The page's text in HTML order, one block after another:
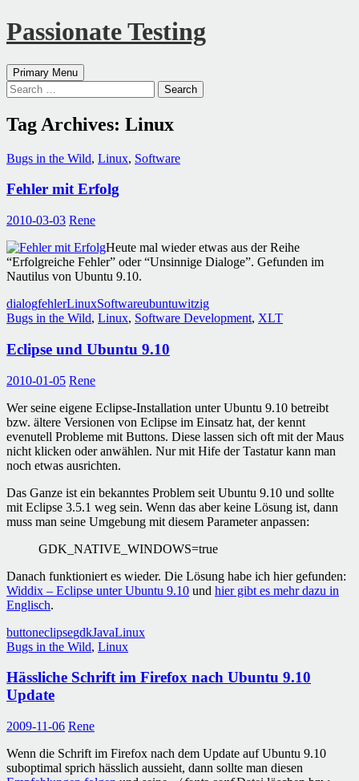
Passionate Testing
Search
Primary Menu Skip
to
content
Search
for:
Tag Archives: Linux
Bugs in the Wild, Linux, Software
Fehler mit Erfolg
2010-03-03 Rene
Heute mal wieder etwas aus der Reihe
“Erfolgreiche Fehler” oder “Unsinnige Dialoge”. Gefunden im
Nautilus von Ubuntu 9.10.
dialogfehlerLinuxSoftwareubuntuwitzig
Bugs in the Wild, Linux, Software Development, XLT
Eclipse und Ubuntu 9.10
2010-01-05 Rene
Wer seine eigene Eclipse-Installation unter Ubuntu 9.10 betreibt
bzw. ältere Versionen von Eclipse im Einsatz hat, der kennt
evenutell Probleme mit Buttons. Diese lassen sich oft mit der Maus
nicht klicken oder anwählen. Nur mit Hife der Tastatur kann man
noch etwas ausrichten.
Das Ganze ist ein bekanntes Problem seit Ubuntu 9.10 und sollte
mit Eclipse 3.5.1 weg sein. Wenn das aber keine Lösung ist, dann
muss man seine Umgebung mit diesem Parameter anpassen:
GDK_NATIVE_WINDOWS=true
Danach funktioniert es wieder. Die Lösung habe ich hier gefunden:
Widdix – Eclipse unter Ubuntu 9.10 und hier gibt es mehr dazu in
Englisch.
buttoneclipsegdkJavaLinux
Bugs in the Wild, Linux
Hässliche Schrift im Firefox nach Ubuntu 9.10
Update
2009-11-06 Rene
Wenn die Schrift im Firefox nach dem Update auf Ubuntu 9.10
suboptimal sprich hässlich aussieht, dann sollte man diesen